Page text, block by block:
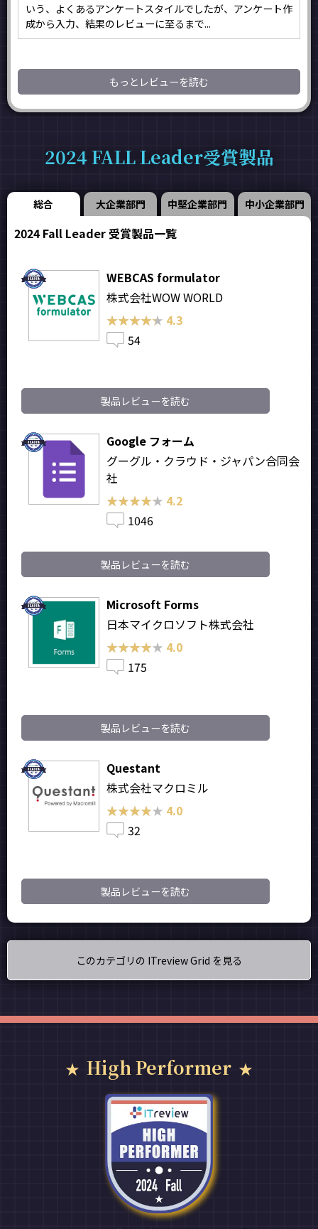
いう、よくあるアンケートスタイルでしたが、アンケート作
成から入力、結果のレビューに至るまで...
もっとレビューを読む
2024 FALL Leader受賞製品
総合 大企業部門 中堅企業部門 中小企業部門
2024 Fall Leader 受賞製品一覧
WEBCAS formulator
株式会社WOW WORLD
★★★★★
★★★★★ 4.3
54
製品レビューを読む
Google フォーム
グーグル・クラウド・ジャパン合同会
社
★★★★★
★★★★★ 4.2
1046
製品レビューを読む
Microsoft Forms
日本マイクロソフト株式会社
★★★★★
★★★★★ 4.0
175
製品レビューを読む
Questant
株式会社マクロミル
★★★★★
★★★★★ 4.0
32
製品レビューを読む
このカテゴリの ITreview Grid を見る
High Performer